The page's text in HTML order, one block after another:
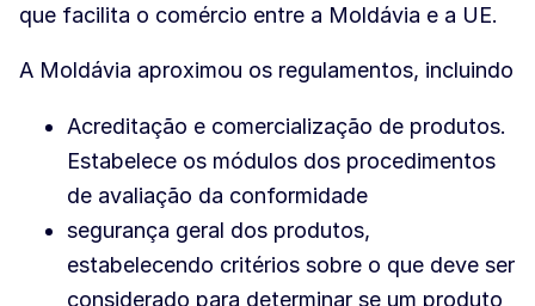
que facilita o comércio entre a Moldávia e a UE.
A Moldávia aproximou os regulamentos, incluindo
Acreditação e comercialização de produtos.
Estabelece os módulos dos procedimentos
de avaliação da conformidade
segurança geral dos produtos,
estabelecendo critérios sobre o que deve ser
considerado para determinar se um produto